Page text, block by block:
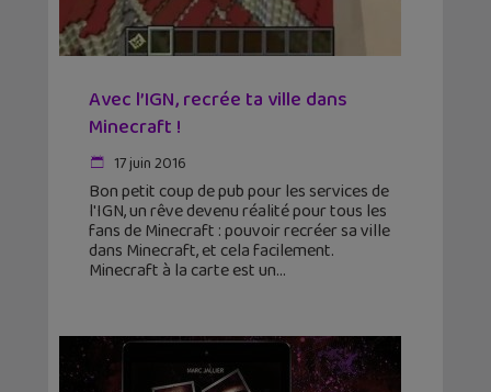
Avec l’IGN, recrée ta ville dans
Minecraft !
17 juin 2016
Bon petit coup de pub pour les services de
l'IGN, un rêve devenu réalité pour tous les
fans de Minecraft : pouvoir recréer sa ville
dans Minecraft, et cela facilement.
Minecraft à la carte est un